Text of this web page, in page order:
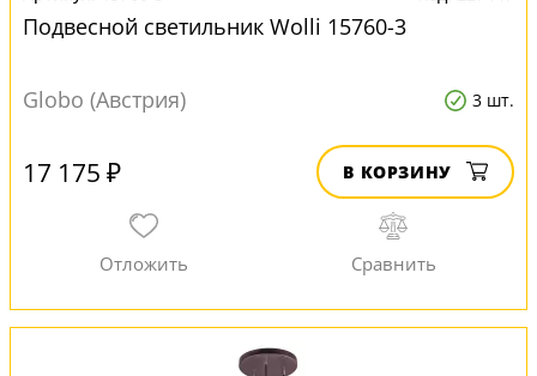
Подвесной светильник Wolli 15760-3
Globo (Австрия) 3 шт.
17 175 ₽ В КОРЗИНУ